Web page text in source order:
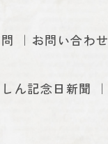
お問い合わせ
ん記念日新聞